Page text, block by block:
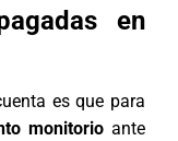
en
es que para
monitorio ante